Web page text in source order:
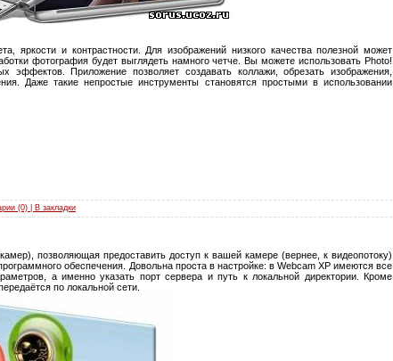
яркости и контрастности. Для изображений низкого качества полезной может
фотография будет выглядеть намного четче. Вы можете использовать Photo!
эффектов. Приложение позволяет создавать коллажи, обрезать изображения,
Даже такие непростые инструменты становятся простыми в использовании
(0) | В закладки
позволяющая предоставить доступ к вашей камере (вернее, к видеопотоку)
обеспечения. Довольна проста в настройке: в Webcam XP имеются все
а именно указать порт сервера и путь к локальной директории. Кроме
по локальной сети.